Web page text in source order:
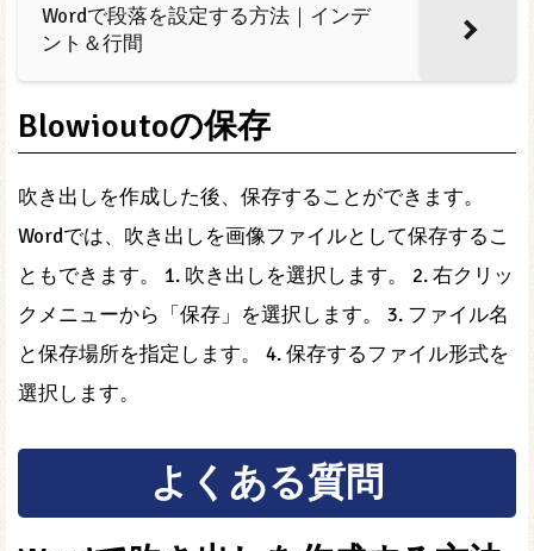
Wordで段落を設定する方法｜インデ
ント＆行間
Blowioutoの保存
吹き出しを作成した後、保存することができます。
Wordでは、吹き出しを画像ファイルとして保存するこ
ともできます。 1. 吹き出しを選択します。 2. 右クリッ
クメニューから「保存」を選択します。 3. ファイル名
と保存場所を指定します。 4. 保存するファイル形式を
選択します。
よくある質問